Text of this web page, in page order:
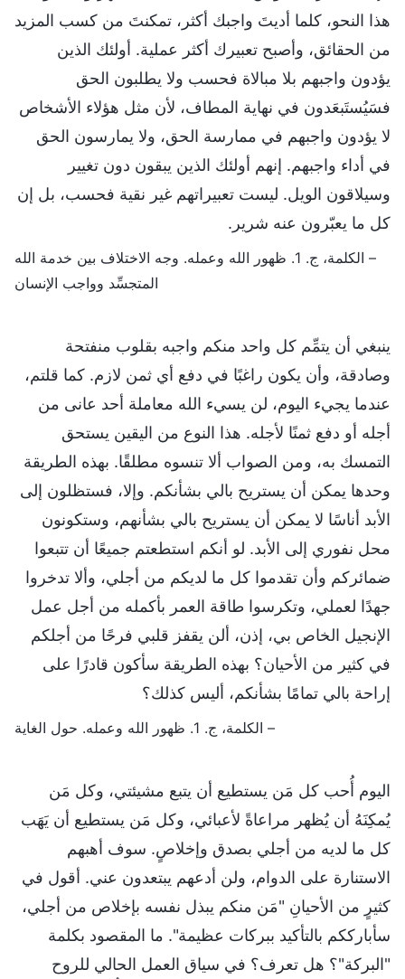
هذا النحو، كلما أديتَ واجبك أكثر، تمكنتَ من كسب المزيد
من الحقائق، وأصبح تعبيرك أكثر عملية. أولئك الذين
يؤدون واجبهم بلا مبالاة فحسب ولا يطلبون الحق
فسَيُستَبعَدون في نهاية المطاف، لأن مثل هؤلاء الأشخاص
لا يؤدون واجبهم في ممارسة الحق، ولا يمارسون الحق
في أداء واجبهم. إنهم أولئك الذين يبقون دون تغيير
وسيلاقون الويل. ليست تعبيراتهم غير نقية فحسب، بل إن
كل ما يعبّرون عنه شرير.
– الكلمة، ج. 1. ظهور الله وعمله. وجه الاختلاف بين خدمة الله
المتجسِّد وواجب الإنسان
ينبغي أن يتمِّم كل واحد منكم واجبه بقلوب منفتحة
وصادقة، وأن يكون راغبًا في دفع أي ثمن لازم. كما قلتم،
عندما يجيء اليوم، لن يسيء الله معاملة أحد عانى من
أجله أو دفع ثمنًا لأجله. هذا النوع من اليقين يستحق
التمسك به، ومن الصواب ألا تنسوه مطلقًا. بهذه الطريقة
وحدها يمكن أن يستريح بالي بشأنكم. وإلا، فستظلون إلى
الأبد أناسًا لا يمكن أن يستريح بالي بشأنهم، وستكونون
محل نفوري إلى الأبد. لو أنكم استطعتم جميعًا أن تتبعوا
ضمائركم وأن تقدموا كل ما لديكم من أجلي، وألا تدخروا
جهدًا لعملي، وتكرسوا طاقة العمر بأكمله من أجل عمل
الإنجيل الخاص بي، إذن، ألن يقفز قلبي فرحًا من أجلكم
في كثير من الأحيان؟ بهذه الطريقة سأكون قادرًا على
إراحة بالي تمامًا بشأنكم، أليس كذلك؟
– الكلمة، ج. 1. ظهور الله وعمله. حول الغاية
اليوم أُحب كل مَن يستطيع أن يتبع مشيئتي، وكل مَن
يُمكِنَهُ أن يُظهر مراعاةً لأعبائي، وكل مَن يستطيع أن يَهَب
كل ما لديه من أجلي بصدق وإخلاصٍ. سوف أهبهم
الاستنارة على الدوام، ولن أدعهم يبتعدون عني. أقول في
كثيرٍ من الأحيانِ "مَن منكم يبذل نفسه بإخلاص من أجلي،
سأبارككم بالتأكيد ببركات عظيمة". ما المقصود بكلمة
"البركة"؟ هل تعرف؟ في سياق العمل الحالي للروح